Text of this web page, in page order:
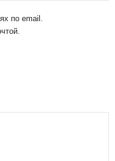
по email.